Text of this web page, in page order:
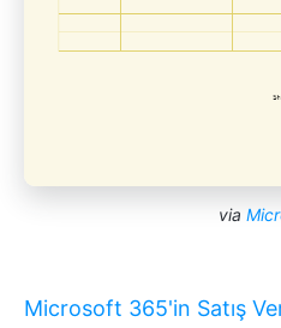
via
Microsoft 365'in Satış